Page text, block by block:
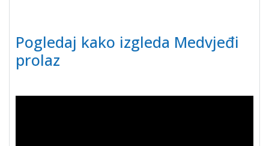
Pogledaj kako izgleda Medvjeđi
prolaz